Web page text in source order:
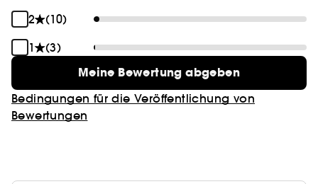
Beschreibung der Farbnuancen
Everyday: helles Mittelbraun mit Satin-Finish
Dreamy: nudefarbener Champagnerton mit
schimmerndem Wet-Effekt
Statement: dunkles Mittelbraun mit Satin-Finish
Soft: pfirsichfarbenes Vintage-Rosa mit Satin-Finish
Casual: Taupe mit Satin-Finish
2
(10)
1
(3)
Meine Bewertung abgeben
Bedingungen für die Veröffentlichung von
Bewertungen